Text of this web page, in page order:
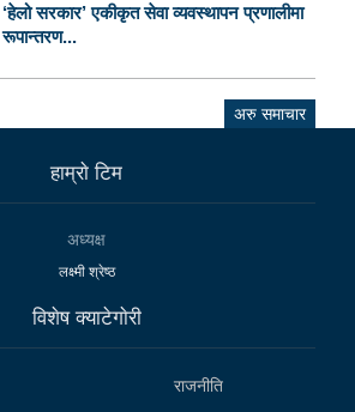
‘हेलो सरकार’ एकीकृत सेवा व्यवस्थापन प्रणालीमा
रूपान्तरण...
अरु समाचार
हाम्राे टिम
अध्यक्ष
लक्ष्मी श्रेष्ठ
विशेष क्याटेगाेरी
राजनीति